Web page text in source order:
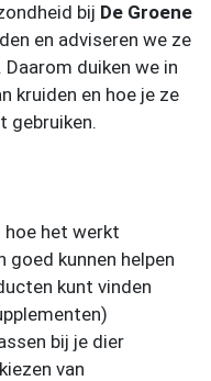
bij De Groene
en adviseren we ze
duiken we in
kruiden en hoe je ze
gebruiken.
hoe het werkt
goed kunnen helpen
kunt vinden
bij je dier
van